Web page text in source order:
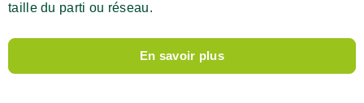
taille du parti ou réseau.
En savoir plus